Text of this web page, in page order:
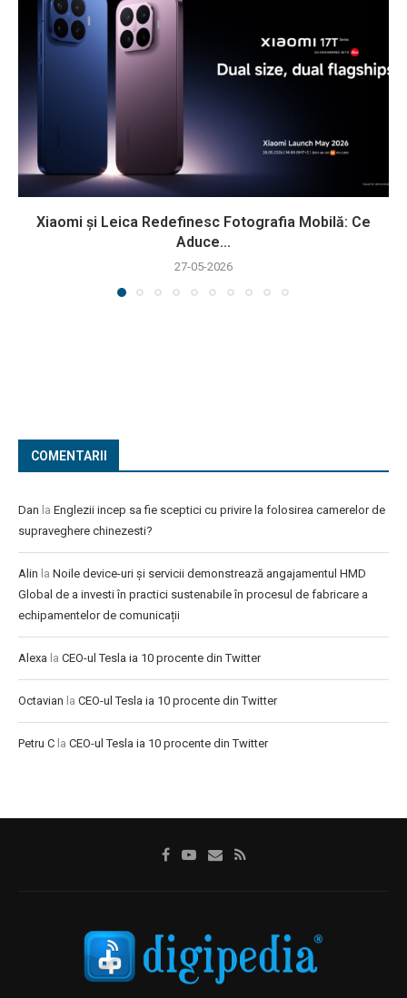
Xiaomi și Leica Redefinesc Fotografia Mobilă: Ce
Aduce...
27-05-2026
COMENTARII
Dan la Englezii incep sa fie sceptici cu privire la folosirea camerelor de
supraveghere chinezesti?
Alin la Noile device-uri și servicii demonstrează angajamentul HMD
Global de a investi în practici sustenabile în procesul de fabricare a
echipamentelor de comunicații
Alexa la CEO-ul Tesla ia 10 procente din Twitter
Octavian la CEO-ul Tesla ia 10 procente din Twitter
Petru C la CEO-ul Tesla ia 10 procente din Twitter